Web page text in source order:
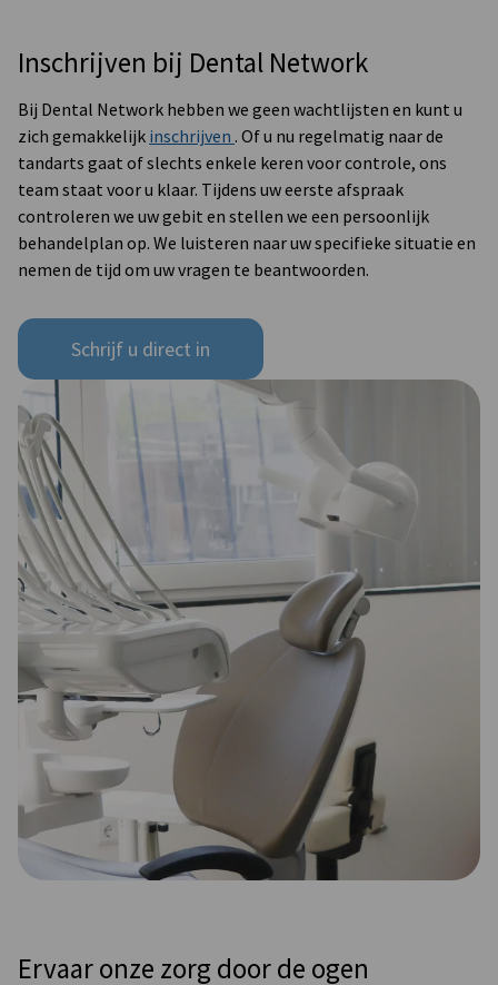
Inschrijven bij Dental Network
Bij Dental Network hebben we geen wachtlijsten en kunt u
zich gemakkelijk inschrijven . Of u nu regelmatig naar de
tandarts gaat of slechts enkele keren voor controle, ons
team staat voor u klaar. Tijdens uw eerste afspraak
controleren we uw gebit en stellen we een persoonlijk
behandelplan op. We luisteren naar uw specifieke situatie en
nemen de tijd om uw vragen te beantwoorden.
Schrijf u direct in
Ervaar onze zorg door de ogen